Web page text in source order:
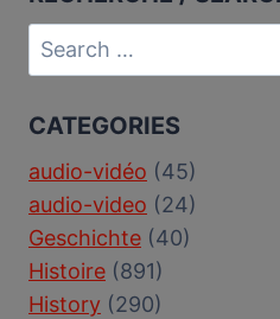
Search
for:
CATEGORIES
audio-vidéo (45)
audio-video (24)
Geschichte (40)
Histoire (891)
History (290)